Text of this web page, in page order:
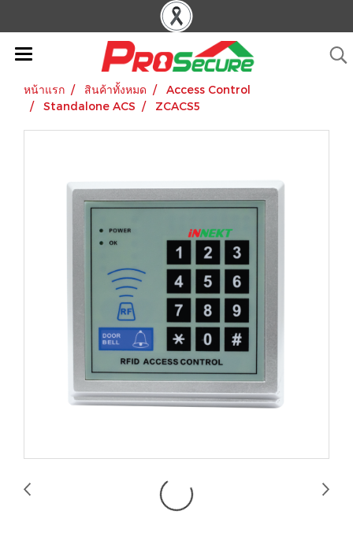
หน้าแรก สินค้าทั้งหมด
Access Control
Standalone ACS
ZCACS5